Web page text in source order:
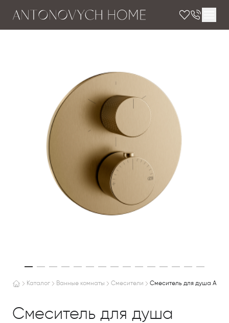
Каталог Ванные комнаты Смесители Смеситель для душа Anello
Смеситель для душа